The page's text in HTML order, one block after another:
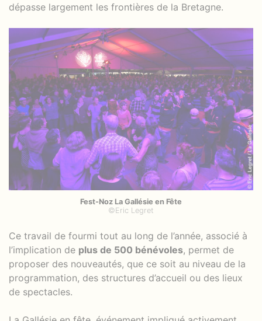
dépasse largement les frontières de la Bretagne.
Fest-Noz La Gallésie en Fête
©Eric Legret
Ce travail de fourmi tout au long de l’année, associé à
l’implication de plus de 500 bénévoles, permet de
proposer des nouveautés, que ce soit au niveau de la
programmation, des structures d’accueil ou des lieux
de spectacles.